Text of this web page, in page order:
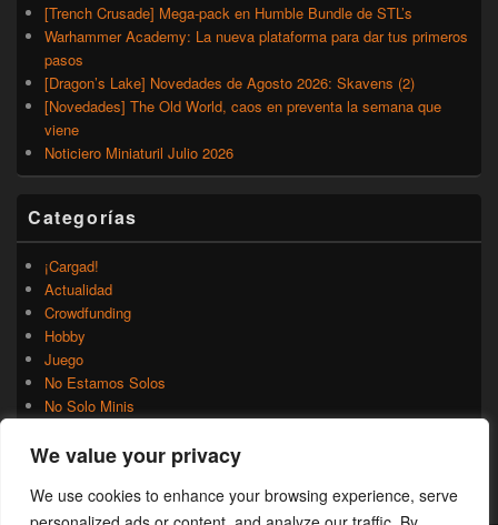
We value your privacy
We use cookies to enhance your browsing experience, serve
[Trench Crusade] Mega-pack en Humble Bundle de STL’s
Warhammer Academy: La nueva plataforma para dar tus primeros
pasos
[Dragon’s Lake] Novedades de Agosto 2026: Skavens (2)
[Novedades] The Old World, caos en preventa la semana que
viene
Noticiero Miniaturil Julio 2026
Categorías
¡Cargad!
Actualidad
Crowdfunding
Hobby
Juego
No Estamos Solos
No Solo Minis
Rumores
Uncategorized